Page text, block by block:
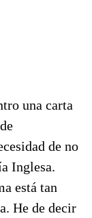
una carta
de no
Inglesa.
está tan
He de decir